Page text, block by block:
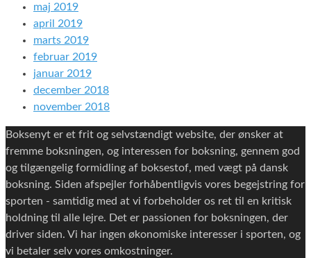
maj 2019
april 2019
marts 2019
februar 2019
januar 2019
december 2018
november 2018
Boksenyt er et frit og selvstændigt website, der ønsker at
fremme boksningen, og interessen for boksning, gennem god
og tilgængelig formidling af boksestof, med vægt på dansk
boksning. Siden afspejler forhåbentligvis vores begejstring for
sporten - samtidig med at vi forbeholder os ret til en kritisk
holdning til alle lejre. Det er passionen for boksningen, der
driver siden. Vi har ingen økonomiske interesser i sporten, og
vi betaler selv vores omkostninger.